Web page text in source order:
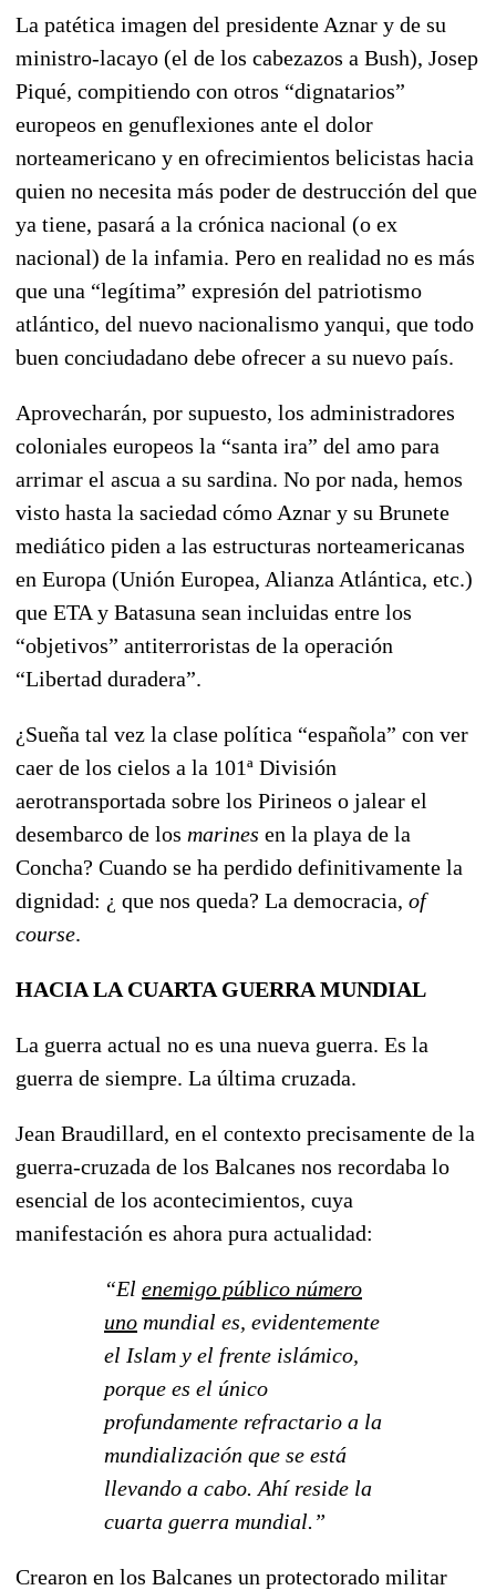
La patética imagen del presidente Aznar y de su
ministro-lacayo (el de los cabezazos a Bush), Josep
Piqué, compitiendo con otros “dignatarios”
europeos en genuflexiones ante el dolor
norteamericano y en ofrecimientos belicistas hacia
quien no necesita más poder de destrucción del que
ya tiene, pasará a la crónica nacional (o ex
nacional) de la infamia. Pero en realidad no es más
que una “legítima” expresión del patriotismo
atlántico, del nuevo nacionalismo yanqui, que todo
buen conciudadano debe ofrecer a su nuevo país.
Aprovecharán, por supuesto, los administradores
coloniales europeos la “santa ira” del amo para
arrimar el ascua a su sardina. No por nada, hemos
visto hasta la saciedad cómo Aznar y su Brunete
mediático piden a las estructuras norteamericanas
en Europa (Unión Europea, Alianza Atlántica, etc.)
que ETA y Batasuna sean incluidas entre los
“objetivos” antiterroristas de la operación
“Libertad duradera”.
¿Sueña tal vez la clase política “española” con ver
caer de los cielos a la 101ª División
aerotransportada sobre los Pirineos o jalear el
desembarco de los marines en la playa de la
Concha? Cuando se ha perdido definitivamente la
dignidad: ¿ que nos queda? La democracia, of
course.
HACIA LA CUARTA GUERRA MUNDIAL
La guerra actual no es una nueva guerra. Es la
guerra de siempre. La última cruzada.
Jean Braudillard, en el contexto precisamente de la
guerra-cruzada de los Balcanes nos recordaba lo
esencial de los acontecimientos, cuya
manifestación es ahora pura actualidad:
“El enemigo público número
uno mundial es, evidentemente
el Islam y el frente islámico,
porque es el único
profundamente refractario a la
mundialización que se está
llevando a cabo. Ahí reside la
cuarta guerra mundial.”
Crearon en los Balcanes un protectorado militar